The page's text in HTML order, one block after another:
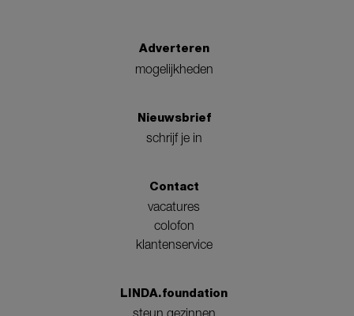
Adverteren
mogelijkheden
Nieuwsbrief
schrijf je in
Contact
vacatures
colofon
klantenservice
LINDA.foundation
steun gezinnen